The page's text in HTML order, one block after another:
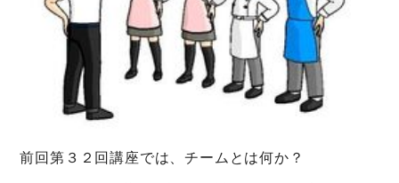
前回第３２回講座では、チームとは何か？